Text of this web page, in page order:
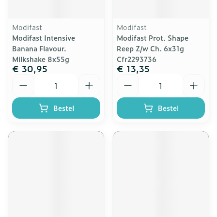
Modifast
Modifast Intensive
Banana Flavour.
Milkshake 8x55g
€ 30,95
Bestel
Modifast
Modifast Prot. Shape
Reep Z/w Ch. 6x31g
Cfr2293736
€ 13,35
Bestel